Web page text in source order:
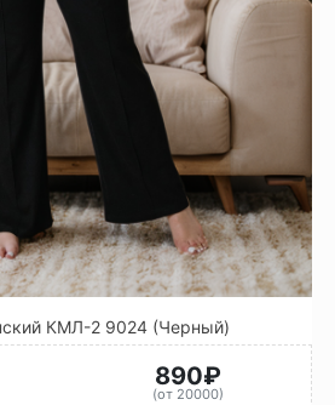
КМЛ-2 9024 (Черный)
890₽
(от 20000)